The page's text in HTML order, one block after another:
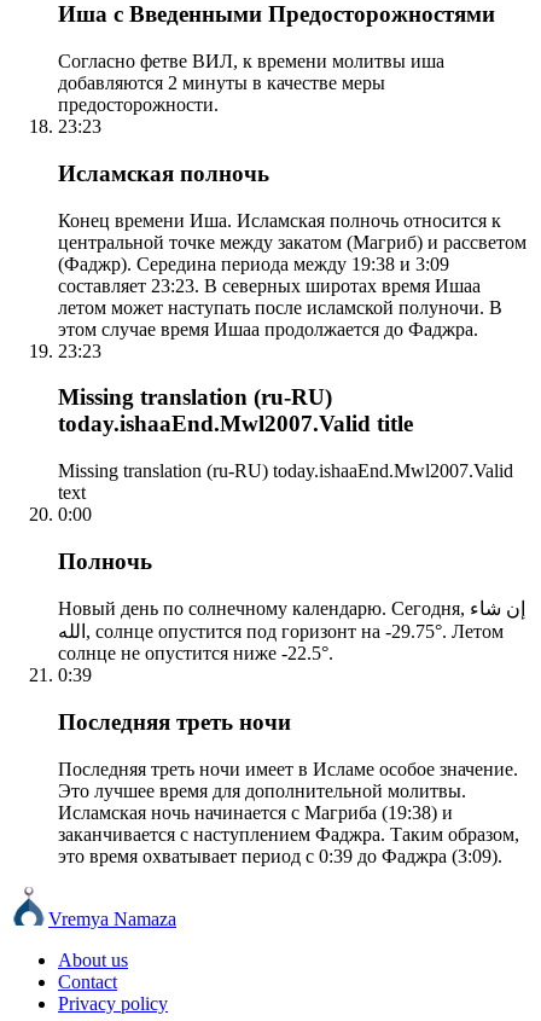
Иша с Введенными Предосторожностями
Согласно фетве ВИЛ, к времени молитвы иша
добавляются 2 минуты в качестве меры
предосторожности.
23:23
Исламская полночь
Конец времени Иша. Исламская полночь относится к
центральной точке между закатом (Магриб) и рассветом
(Фаджр). Середина периода между 19:38 и 3:09
составляет 23:23. В северных широтах время Ишаа
летом может наступать после исламской полуночи. В
этом случае время Ишаа продолжается до Фаджра.
23:23
Missing translation (ru-RU)
today.ishaaEnd.Mwl2007.Valid title
Missing translation (ru-RU) today.ishaaEnd.Mwl2007.Valid
text
0:00
Полночь
Новый день по солнечному календарю. Сегодня, إن شاء
الله, солнце опустится под горизонт на -29.75°. Летом
солнце не опустится ниже -22.5°.
0:39
Последняя треть ночи
Последняя треть ночи имеет в Исламе особое значение.
Это лучшее время для дополнительной молитвы.
Исламская ночь начинается с Магриба (19:38) и
заканчивается с наступлением Фаджра. Таким образом,
это время охватывает период с 0:39 до Фаджра (3:09).
Vremya Namaza
About us
Contact
Privacy policy